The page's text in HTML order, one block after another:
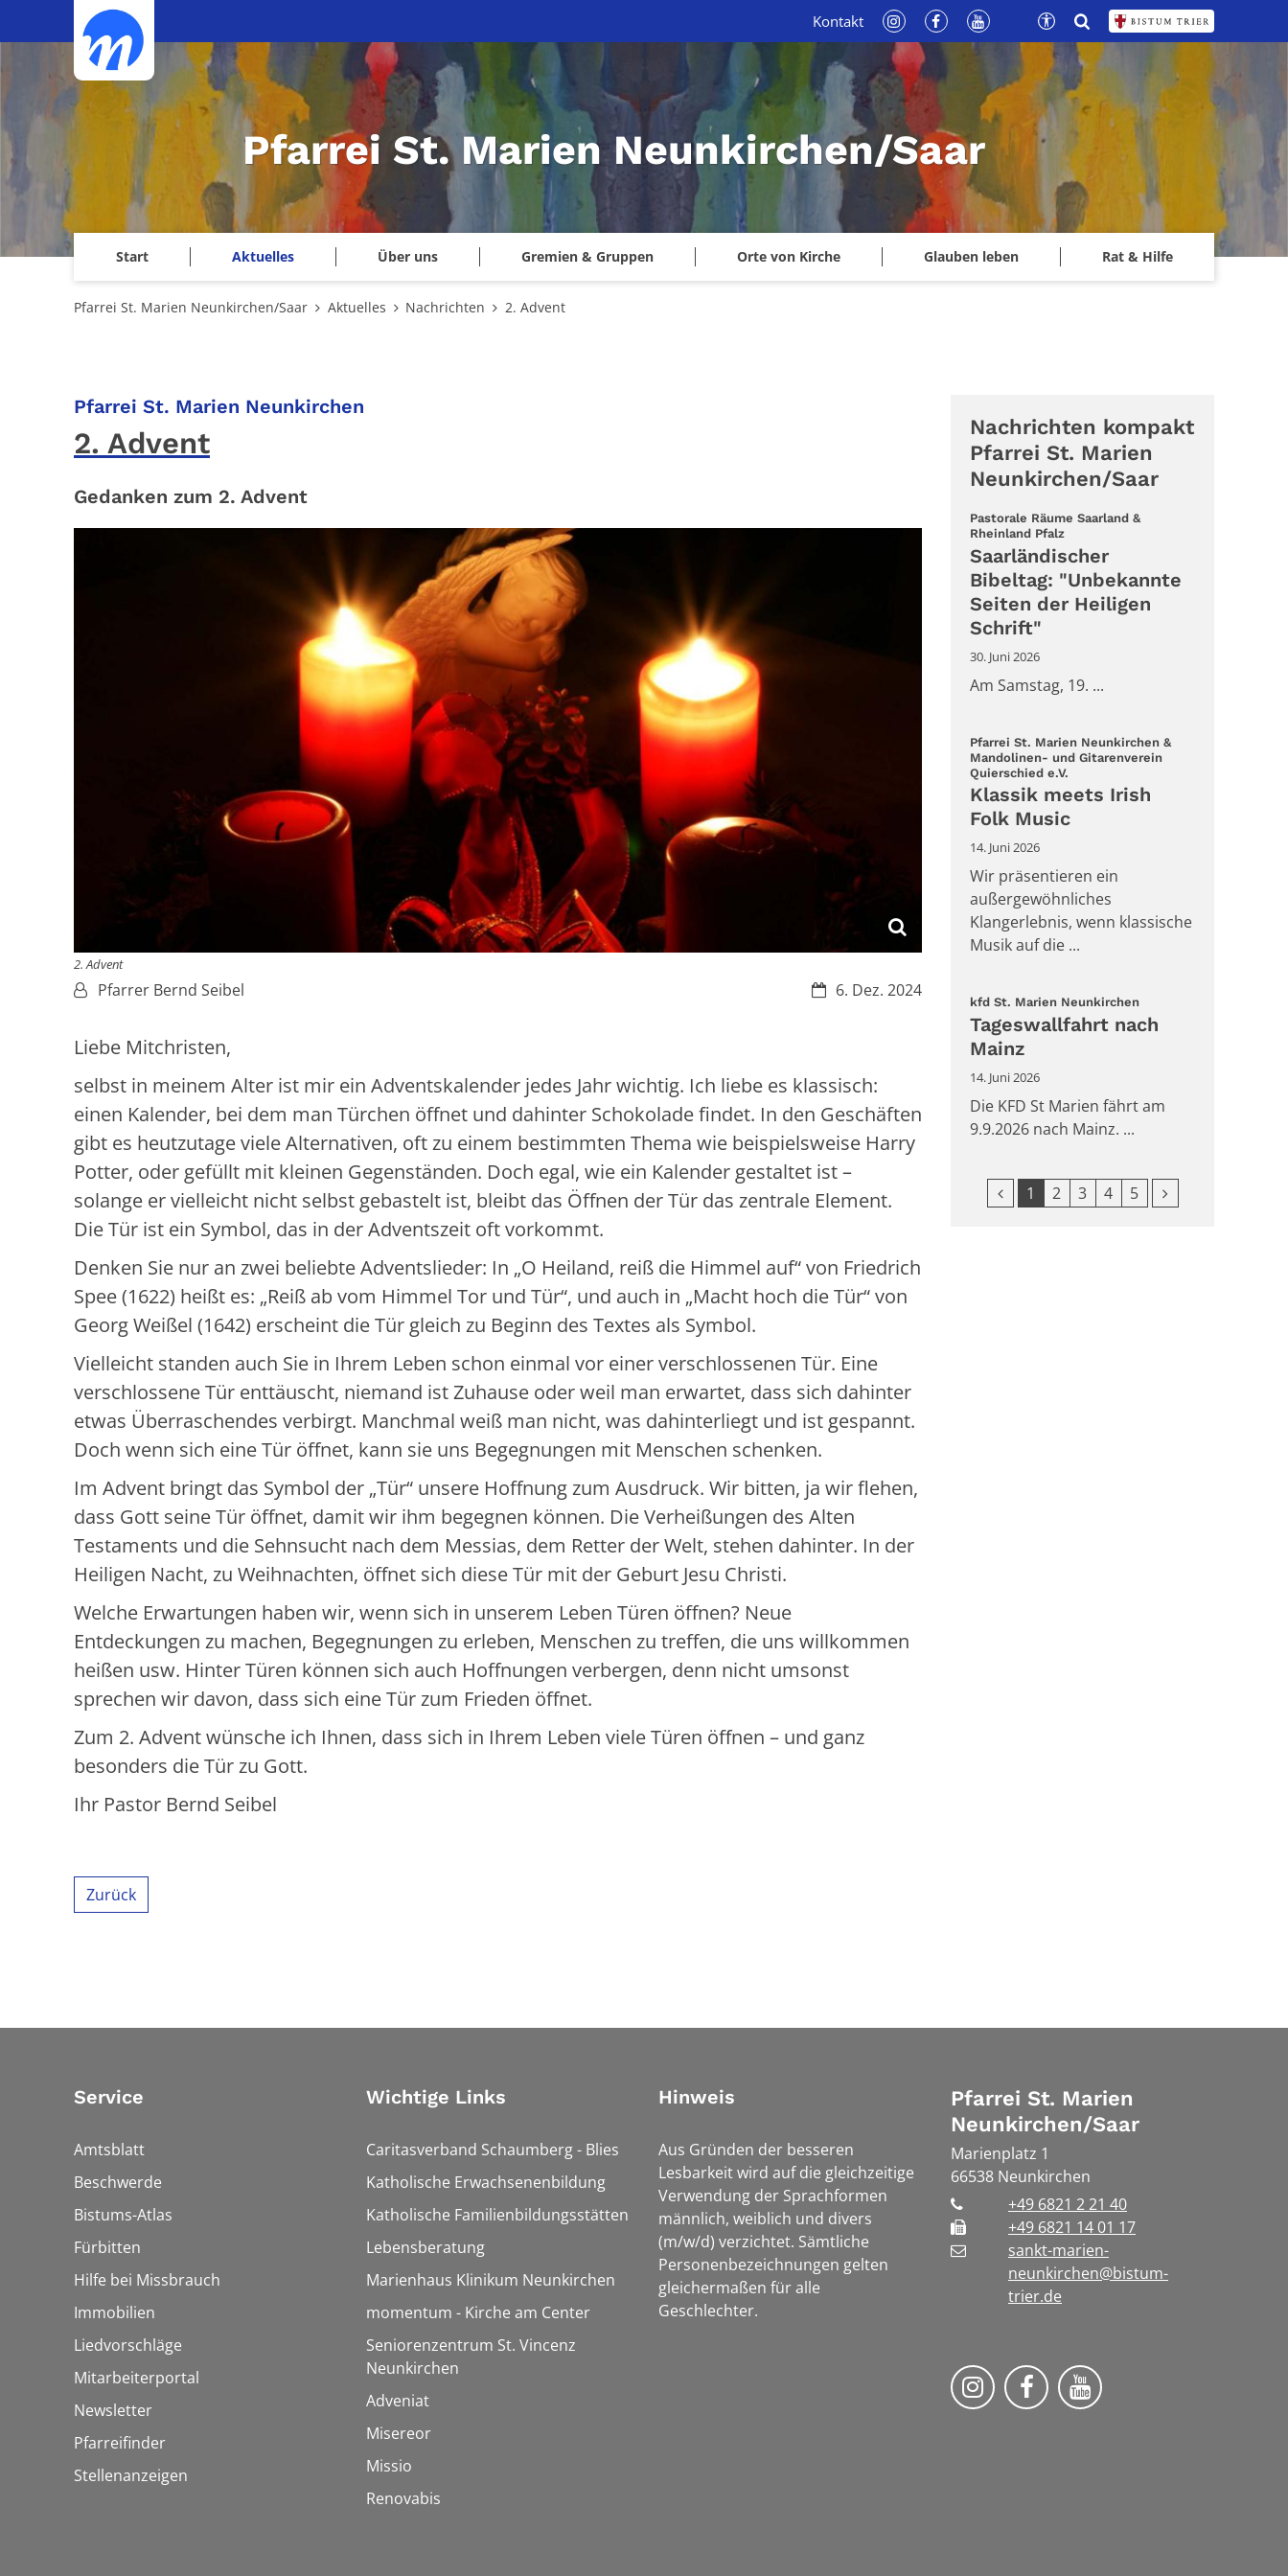
Zum Inhalt springen
Pfarrei St. Marien Neunkirchen/Saar
Start Aktuelles Über uns Gremien & Gruppen Orte von Kirche Glauben leben Rat & Hilfe
Kontakt
Pfarrei St. Marien Neunkirchen/Saar Aktuelles Nachrichten 2. Advent
Pfarrei St. Marien Neunkirchen
2. Advent
Gedanken zum 2. Advent
2. Advent
Datum:6. Dez. 2024
Von:Pfarrer Bernd Seibel
Liebe Mitchristen,
selbst in meinem Alter ist mir ein Adventskalender jedes Jahr wichtig. Ich liebe es klassisch:
einen Kalender, bei dem man Türchen öffnet und dahinter Schokolade findet. In den Geschäften
gibt es heutzutage viele Alternativen, oft zu einem bestimmten Thema wie beispielsweise Harry
Potter, oder gefüllt mit kleinen Gegenständen. Doch egal, wie ein Kalender gestaltet ist –
solange er vielleicht nicht selbst gebastelt ist, bleibt das Öffnen der Tür das zentrale Element.
Die Tür ist ein Symbol, das in der Adventszeit oft vorkommt.
Denken Sie nur an zwei beliebte Adventslieder: In „O Heiland, reiß die Himmel auf“ von Friedrich
Spee (1622) heißt es: „Reiß ab vom Himmel Tor und Tür“, und auch in „Macht hoch die Tür“ von
Georg Weißel (1642) erscheint die Tür gleich zu Beginn des Textes als Symbol.
Vielleicht standen auch Sie in Ihrem Leben schon einmal vor einer verschlossenen Tür. Eine
verschlossene Tür enttäuscht, niemand ist Zuhause oder weil man erwartet, dass sich dahinter
etwas Überraschendes verbirgt. Manchmal weiß man nicht, was dahinterliegt und ist gespannt.
Doch wenn sich eine Tür öffnet, kann sie uns Begegnungen mit Menschen schenken.
Im Advent bringt das Symbol der „Tür“ unsere Hoffnung zum Ausdruck. Wir bitten, ja wir flehen,
dass Gott seine Tür öffnet, damit wir ihm begegnen können. Die Verheißungen des Alten
Testaments und die Sehnsucht nach dem Messias, dem Retter der Welt, stehen dahinter. In der
Heiligen Nacht, zu Weihnachten, öffnet sich diese Tür mit der Geburt Jesu Christi.
Welche Erwartungen haben wir, wenn sich in unserem Leben Türen öffnen? Neue
Entdeckungen zu machen, Begegnungen zu erleben, Menschen zu treffen, die uns willkommen
heißen usw. Hinter Türen können sich auch Hoffnungen verbergen, denn nicht umsonst
sprechen wir davon, dass sich eine Tür zum Frieden öffnet.
Zum 2. Advent wünsche ich Ihnen, dass sich in Ihrem Leben viele Türen öffnen – und ganz
besonders die Tür zu Gott.
Ihr Pastor Bernd Seibel
Zurück
Nachrichten kompakt
Pfarrei St. Marien
Neunkirchen/Saar
Pastorale Räume Saarland &
Rheinland Pfalz
Saarländischer
Bibeltag: "Unbekannte
Seiten der Heiligen
Schrift"
30. Juni 2026
Am Samstag, 19. ...
Pfarrei St. Marien Neunkirchen &
Mandolinen- und Gitarenverein
Quierschied e.V.
Klassik meets Irish
Folk Music
14. Juni 2026
Wir präsentieren ein
außergewöhnliches
Klangerlebnis, wenn klassische
Musik auf die ...
kfd St. Marien Neunkirchen:
Tageswallfahrt nach
Mainz
14. Juni 2026
Die KFD St Marien fährt am
9.9.2026 nach Mainz. ...
Vorherige Seite
1 2 3 4 5 Nächste Seite
Service
Amtsblatt
Beschwerde
Bistums-Atlas
Fürbitten
Hilfe bei Missbrauch
Immobilien
Liedvorschläge
Mitarbeiterportal
Newsletter
Pfarreifinder
Stellenanzeigen
Wichtige Links
Caritasverband Schaumberg - Blies
Katholische Erwachsenenbildung
Katholische Familienbildungsstätten
Lebensberatung
Marienhaus Klinikum Neunkirchen
momentum - Kirche am Center
Seniorenzentrum St. Vincenz
Neunkirchen
Adveniat
Misereor
Missio
Renovabis
Hinweis
Aus Gründen der besseren
Lesbarkeit wird auf die gleichzeitige
Verwendung der Sprachformen
männlich, weiblich und divers
(m/w/d) verzichtet. Sämtliche
Personenbezeichnungen gelten
gleichermaßen für alle
Geschlechter.
Pfarrei St. Marien
Neunkirchen/Saar
Marienplatz 1
66538 Neunkirchen
+49 6821 2 21 40
+49 6821 14 01 17
sankt-marien-
neunkirchen@bistum-
trier.de
Bistum Trier auf Instragram
Die Pfarrei auf Facebook
Die Pfarrei auf